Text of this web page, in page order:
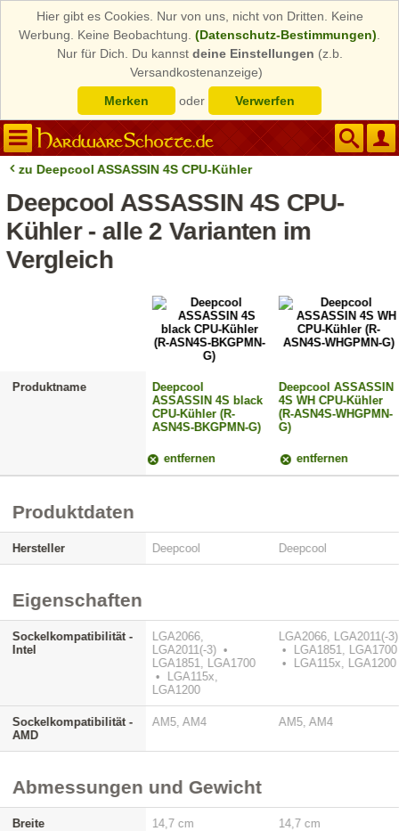
Hier gibt es Cookies. Nur von uns, nicht von Dritten. Keine
Werbung. Keine Beobachtung. (Datenschutz-Bestimmungen)
Nur für Dich. Du kannst deine Einstellungen (z.b.
Versandkostenanzeige)
Merken
oder Verwerfen
zu Deepcool ASSASSIN 4S CPU-Kühler
Deepcool ASSASSIN 4S CPU-
Kühler - alle 2 Varianten im
Vergleich
Produktname
Deepcool
ASSASSIN 4S black
CPU-Kühler (R-
ASN4S-BKGPMN-G)
Deepcool ASSASSIN
4S WH CPU-Kühler
(R-ASN4S-WHGPMN-
G)
entfernen entfernen
Produktdaten
Hersteller Deepcool Deepcool
Eigenschaften
Sockelkompatibilität -
Intel
LGA2066,
LGA2011(-3) •
LGA1851, LGA1700
• LGA115x,
LGA1200
LGA2066, LGA2011(-3)
• LGA1851, LGA1700
• LGA115x, LGA1200
Sockelkompatibilität -
AMD
AM5, AM4 AM5, AM4
Abmessungen und Gewicht
Breite 14,7 cm 14,7 cm